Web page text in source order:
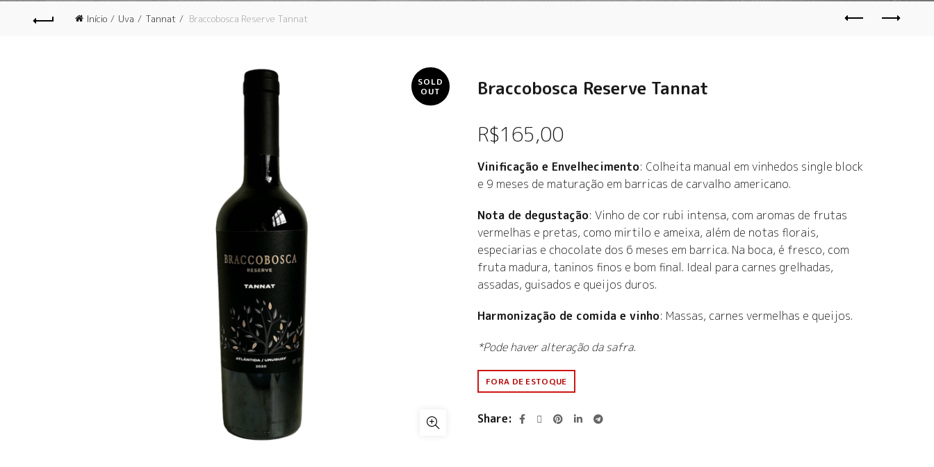
Início Uva Tannat Braccobosca Reserve Tannat
SOLD
OUT
Braccobosca Reserve Tannat
R$165,00
Vinificação e Envelhecimento: Colheita manual em vinhedos single block
e 9 meses de maturação em barricas de carvalho americano.
Nota de degustação: Vinho de cor rubi intensa, com aromas de frutas
vermelhas e pretas, como mirtilo e ameixa, além de notas florais,
especiarias e chocolate dos 6 meses em barrica. Na boca, é fresco, com
fruta madura, taninos finos e bom final. Ideal para carnes grelhadas,
assadas, guisados e queijos duros.
Harmonização de comida e vinho: Massas, carnes vermelhas e queijos.
*Pode haver alteração da safra.
FORA DE ESTOQUE
Share